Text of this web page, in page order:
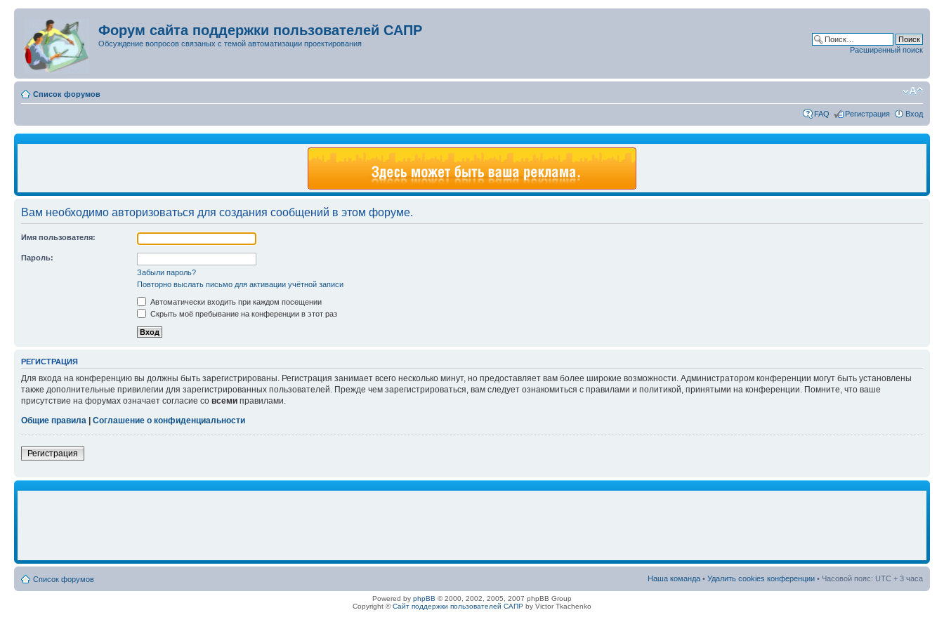
Форум сайта поддержки пользователей САПР
Обсуждение вопросов связаных с темой автоматизации проектирования
Расширенный поиск
Список форумов
FAQ Регистрация Вход
Вам необходимо авторизоваться для создания сообщений в этом форуме.
Имя пользователя:
Пароль:
Забыли пароль?
Повторно выслать письмо для активации учётной записи
Автоматически входить при каждом посещении
Скрыть моё пребывание на конференции в этот раз
РЕГИСТРАЦИЯ
Для входа на конференцию вы должны быть зарегистрированы. Регистрация занимает всего несколько минут, но предоставляет вам более широкие возможности. Администратором конференции могут быть установлены
также дополнительные привилегии для зарегистрированных пользователей. Прежде чем зарегистрироваться, вам следует ознакомиться с правилами и политикой, принятыми на конференции. Помните, что ваше
присутствие на форумах означает согласие со всеми правилами.
Общие правила | Соглашение о конфиденциальности
Регистрация
Список форумов Наша команда • Удалить cookies конференции • Часовой пояс: UTC + 3 часа
Powered by phpBB © 2000, 2002, 2005, 2007 phpBB Group
Copyright ©Сайт поддержки пользователей САПР by Victor Tkachenko